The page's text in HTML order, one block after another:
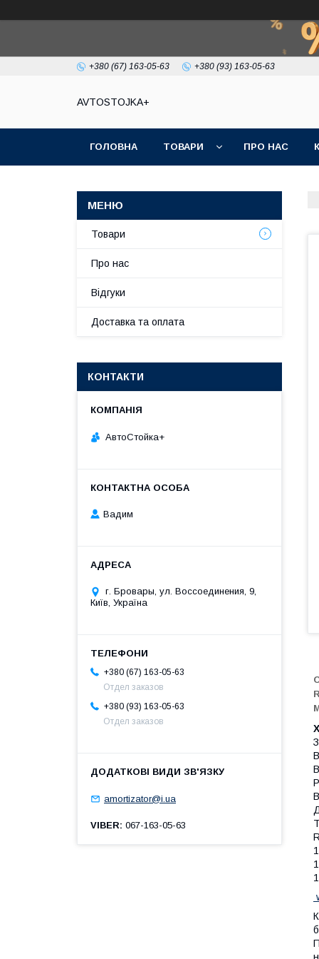
+380 (67) 163-05-63 +380 (93) 163-05-63
AVTOSTOJKA+
ГОЛОВНА ТОВАРИ ПРО НАС
Товари
Про нас
Відгуки
Доставка та оплата
КОНТАКТИ
АвтоСтойка+
Вадим
г. Бровары, ул. Воссоединения, 9,
Київ, Україна
+380 (67) 163-05-63
Отдел заказов
+380 (93) 163-05-63
Отдел заказов
amortizator@i.ua
VIBER 067-163-05-63